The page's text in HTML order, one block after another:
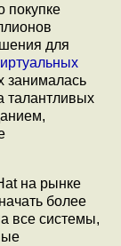
покупке
для
занималась
талантливых
на рынке
более
все системы,